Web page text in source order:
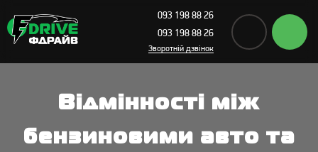
093 198 88 26
093 198 88 26
Зворотній дзвінок
Відмінності між
бензиновими авто та